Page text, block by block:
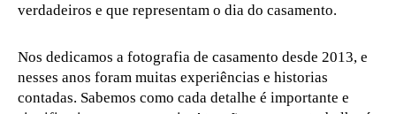
verdadeiros e que representam o dia do casamento.
Nos dedicamos a fotografia de casamento desde 2013, e
nesses anos foram muitas experiências e historias
contadas. Sabemos como cada detalhe é importante e